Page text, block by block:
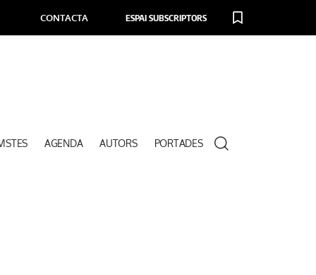
CONTACTA ESPAI SUBSCRIPTORS
AGENDA AUTORS PORTADES